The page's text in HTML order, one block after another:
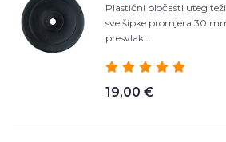
Plastični pločasti uteg
sve šipke promjera 30
presvlak...
19,00 €